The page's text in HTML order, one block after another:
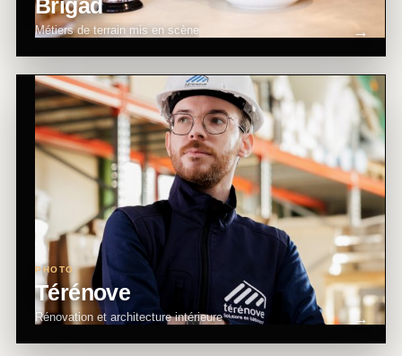
Brigad
Métiers de terrain mis en scène
PHOTO
Térénove
Rénovation et architecture intérieure